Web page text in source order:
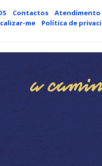
Contactos
Atendimento
me
Política de